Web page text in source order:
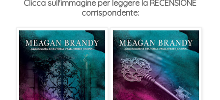
Clicca sull'immagine per leggere la RECENSIONE
corrispondente: